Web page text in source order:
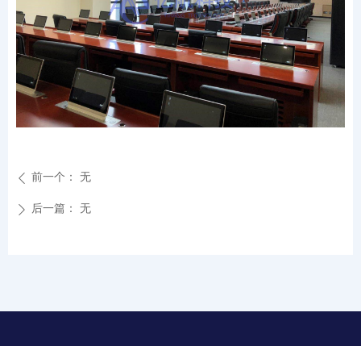
ꄴ 前一个： 无
ꄲ 后一篇： 无